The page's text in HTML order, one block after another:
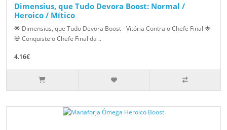
Dimensius, que Tudo Devora Boost: Normal /
Heroico / Mítico
🌟 Dimensius, que Tudo Devora Boost - Vitória Contra o Chefe Final 🌟
💀 Conquiste o Chefe Final da ..
4.16€